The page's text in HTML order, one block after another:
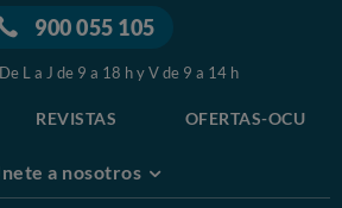
900 055 105
De L a J de 9 a 18 h y V de 9 a 14 h
REVISTAS OFERTAS-OCU
a nosotros